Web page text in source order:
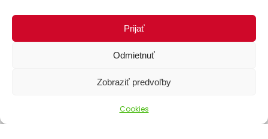
Prijať
Odmietnuť
Zobraziť predvoľby
Cookies